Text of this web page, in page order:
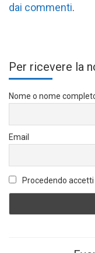
dai commenti.
Per ricevere la
Nome o nome
Email
Procedendo